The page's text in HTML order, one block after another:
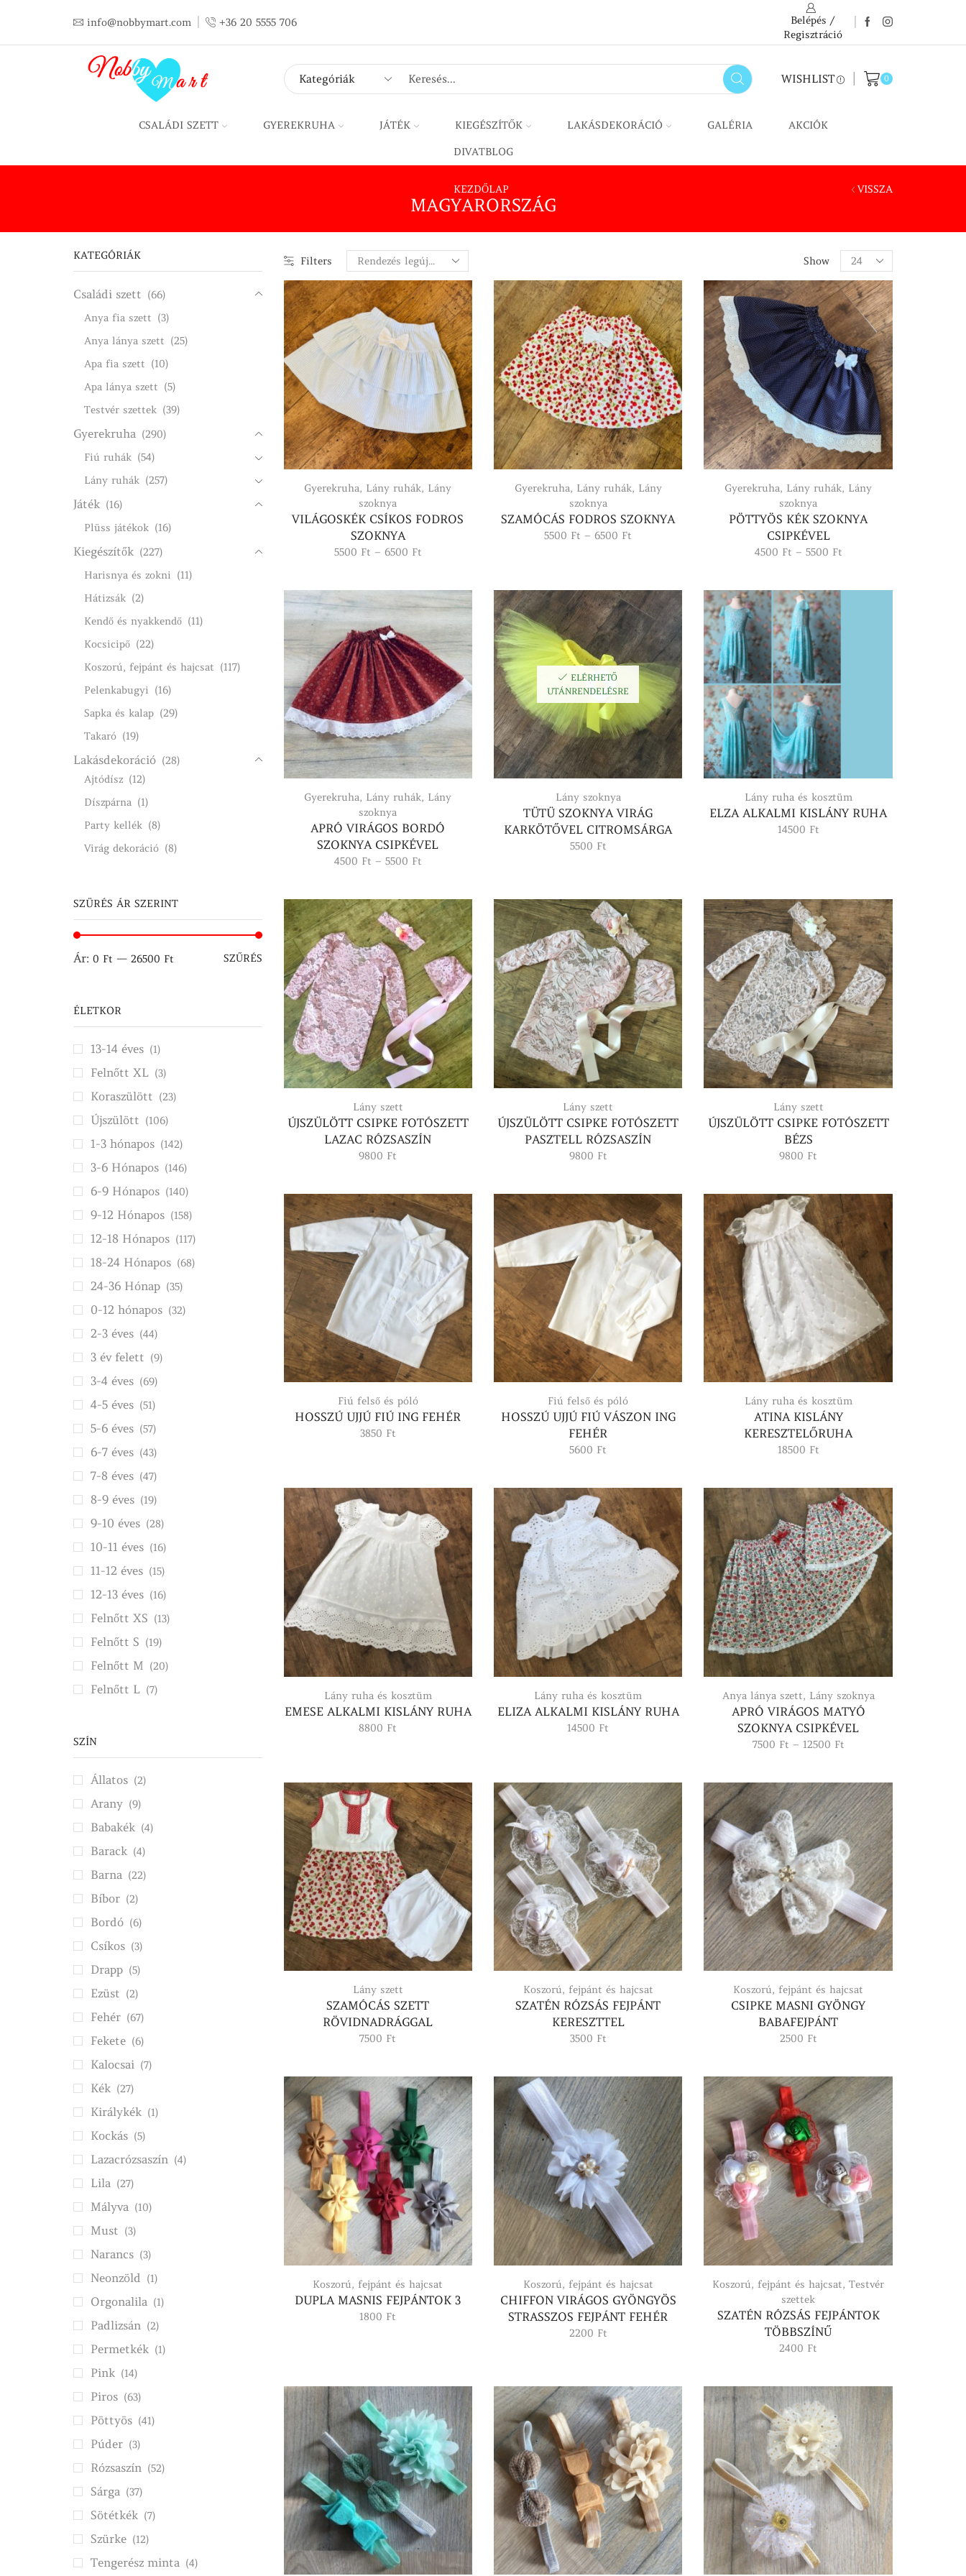
info@nobbymart.com +36 20 5555 706
Belépés /
Regisztráció
WISHLIST 0
CSALÁDI SZETT GYEREKRUHA JÁTÉK KIEGÉSZÍTŐK LAKÁSDEKORÁCIÓ GALÉRIA AKCIÓK
DIVATBLOG
KEZDŐLAP
MAGYARORSZÁG
VISSZA
Filters Show
Gyerekruha, Lány ruhák, Lány
szoknya
VILÁGOSKÉK CSÍKOS FODROS
SZOKNYA
5500 Ft – 6500 FtÁrtartomány:
6500 Ft
Gyerekruha, Lány ruhák, Lány
szoknya
SZAMÓCÁS FODROS SZOKNYA
5500 Ft – 6500 Ft
Gyerekruha, Lány ruhák, Lány
szoknya
PÖTTYÖS KÉK SZOKNYA
CSIPKÉVEL
4500 Ft – 5500 FtÁrtartomány:
Gyerekruha, Lány ruhák, Lány
szoknya
APRÓ VIRÁGOS BORDÓ
SZOKNYA CSIPKÉVEL
4500 Ft – 5500 FtÁrtartomány:
5500 Ft
ELÉRHETŐ
UTÁNRENDELÉSRE
Lány szoknya
TÜTÜ SZOKNYA VIRÁG
KARKÖTŐVEL CITROMSÁRGA
5500 Ft
Lány ruha és kosztüm
ELZA ALKALMI KISLÁNY RUHA
14500 Ft
Lány szett
ÚJSZÜLÖTT CSIPKE FOTÓSZETT
LAZAC RÓZSASZÍN
9800 Ft
Lány szett
ÚJSZÜLÖTT CSIPKE FOTÓSZETT
PASZTELL RÓZSASZÍN
9800 Ft
Lány szett
ÚJSZÜLÖTT CSIPKE FOTÓSZETT
BÉZS
9800 Ft
Fiú felső és póló
HOSSZÚ UJJÚ FIÚ ING FEHÉR
3850 Ft
Fiú felső és póló
HOSSZÚ UJJÚ FIÚ VÁSZON ING
FEHÉR
5600 Ft
Lány ruha és kosztüm
ATINA KISLÁNY
KERESZTELŐRUHA
18500 Ft
Lány ruha és kosztüm
EMESE ALKALMI KISLÁNY RUHA
8800 Ft
Lány ruha és kosztüm
ELIZA ALKALMI KISLÁNY RUHA
14500 Ft
Anya lánya szett, Lány szoknya
APRÓ VIRÁGOS MATYÓ
SZOKNYA CSIPKÉVEL
7500 Ft – 12500 FtÁrtartomány:
12500 Ft
Lány szett
SZAMÓCÁS SZETT
RÖVIDNADRÁGGAL
7500 Ft
Koszorú, fejpánt és hajcsat
SZATÉN RÓZSÁS FEJPÁNT
KERESZTTEL
3500 Ft
Koszorú, fejpánt és hajcsat
CSIPKE MASNI GYÖNGY
BABAFEJPÁNT
2500 Ft
Koszorú, fejpánt és hajcsat
DUPLA MASNIS FEJPÁNTOK 3
1800 Ft
Koszorú, fejpánt és hajcsat
CHIFFON VIRÁGOS GYÖNGYÖS
STRASSZOS FEJPÁNT FEHÉR
2200 Ft
Koszorú, fejpánt és hajcsat,Testvér
szettek
SZATÉN RÓZSÁS FEJPÁNTOK
TÖBBSZÍNŰ
2400 Ft
KATEGÓRIÁK
Családi szett (66)
Anya fia szett (3)
Anya lánya szett (25)
Apa fia szett (10)
Apa lánya szett (5)
Testvér szettek (39)
Gyerekruha (290)
Fiú ruhák (54)
Lány ruhák (257)
Játék (16)
Plüss játékok (16)
Kiegészítők (227)
Harisnya és zokni (11)
Hátizsák (2)
Kendő és nyakkendő (11)
Kocsicipő (22)
Koszorú, fejpánt és hajcsat (117)
Pelenkabugyi (16)
Sapka és kalap (29)
Takaró (19)
Lakásdekoráció (28)
Ajtódísz (12)
Díszpárna (1)
Party kellék (8)
Virág dekoráció (8)
SZÜRÉS ÁR SZERINT
Min
Max
SZŰRÉS
Ár: 0 Ft — 26500 Ft
ÉLETKOR
13-14 éves (1)
Felnőtt XL (3)
Koraszülött (23)
Újszülött (106)
1-3 hónapos (142)
3-6 Hónapos (146)
6-9 Hónapos (140)
9-12 Hónapos (158)
12-18 Hónapos (117)
18-24 Hónapos (68)
24-36 Hónap (35)
0-12 hónapos (32)
2-3 éves (44)
3 év felett (9)
3-4 éves (69)
4-5 éves (51)
5-6 éves (57)
6-7 éves (43)
7-8 éves (47)
8-9 éves (19)
9-10 éves (28)
10-11 éves (16)
11-12 éves (15)
12-13 éves (16)
Felnőtt XS (13)
Felnőtt S (19)
Felnőtt M (20)
Felnőtt L (7)
SZÍN
Állatos (2)
Arany (9)
Babakék (4)
Barack (4)
Barna (22)
Bíbor (2)
Bordó (6)
Csíkos (3)
Drapp (5)
Ezüst (2)
Fehér (67)
Fekete (6)
Kalocsai (7)
Kék (27)
Királykék (1)
Kockás (5)
Lazacrózsaszín (4)
Lila (27)
Mályva (10)
Must (3)
Narancs (3)
Neonzöld (1)
Orgonalila (1)
Padlizsán (2)
Permetkék (1)
Pink (14)
Piros (63)
Pöttyös (41)
Púder (3)
Rózsaszín (52)
Sárga (37)
Sötétkék (7)
Szürke (12)
Tengerész minta (4)